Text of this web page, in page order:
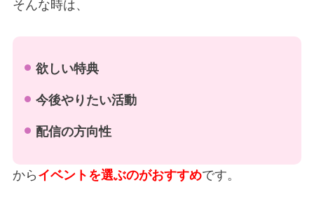
そんな時は、
欲しい特典
今後やりたい活動
配信の方向性
から イベントを選ぶのがおすすめです。